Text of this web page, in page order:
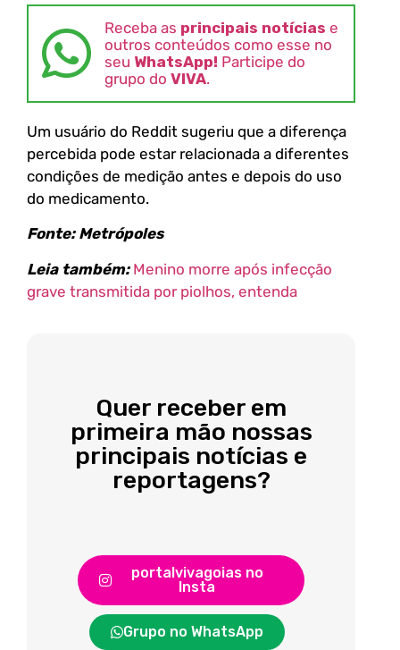
Receba as principais notícias e
outros conteúdos como esse no
seu WhatsApp! Participe do
grupo do VIVA.
Um usuário do Reddit sugeriu que a diferença
percebida pode estar relacionada a diferentes
condições de medição antes e depois do uso
do medicamento.
Fonte: Metrópoles
Leia também: Menino morre após infecção
grave transmitida por piolhos, entenda
Quer receber em
primeira mão nossas
principais notícias e
reportagens?
portalvivagoias no
Insta
Grupo no WhatsApp